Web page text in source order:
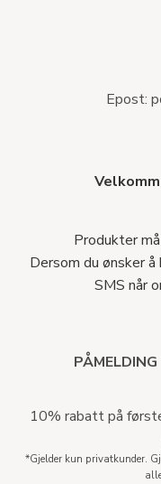
Epost:
Produkter
Dersom du ønsker
SMS når
10% rabatt på
*Gjelder kun privatkunder.